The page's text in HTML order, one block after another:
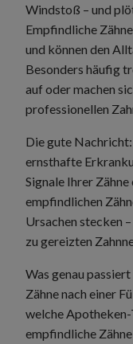
Windstoß – und
Empfindliche
und können den
Besonders häufig
auf oder machen
professionellen
Die gute
ernsthafte
Signale Ihrer
empfindlichen
Ursachen stecken
zu gereizten
Was genau
Zähne nach einer
welche
empfindliche